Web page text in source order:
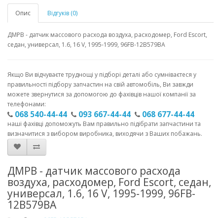
Опис Відгуків (0)
ДМРВ - датчик массового расхода воздуха, расходомер, Ford Escort,
седан, универсал, 1.6, 16 V, 1995-1999, 96FB-12B579BA
Якщо Ви відчуваєте труднощі у підборі деталі або сумніваєтеся у
правильності підбору запчастин на свій автомобіль, Ви завжди
можете звернутися за допомогою до фахівців нашої компанії за
телефонами:
068 540-44-44 093 667-44-44 068 677-44-44
наші фахівці допоможуть Вам правильно підібрати запчастини та
визначитися з вибором виробника, виходячи з Ваших побажань.
ДМРВ - датчик массового расхода
воздуха, расходомер, Ford Escort, седан,
универсал, 1.6, 16 V, 1995-1999, 96FB-
12B579BA